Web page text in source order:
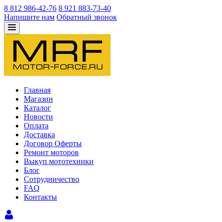
8 812 986-42-76 8 921 883-73-40
Напишите нам Обратный звонок
Главная
Магазин
Каталог
Новости
Оплата
Доставка
Договор Оферты
Ремонт моторов
Выкуп мототехники
Блог
Сотрудничество
FAQ
Контакты